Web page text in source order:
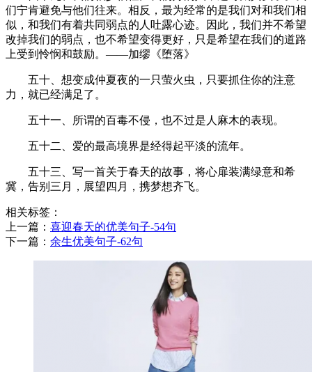
们宁肯避免与他们往来。相反，最为经常的是我们对和我们相
似，和我们有着共同弱点的人吐露心迹。因此，我们并不希望
改掉我们的弱点，也不希望变得更好，只是希望在我们的道路
上受到怜悯和鼓励。——加缪《堕落》
五十、想变成仲夏夜的一只萤火虫，只要抓住你的注意
力，就已经满足了。
五十一、所谓的百毒不侵，也不过是人麻木的表现。
五十二、爱的最高境界是经得起平淡的流年。
五十三、写一首关于春天的故事，将心扉装满绿意和希
冀，告别三月，展望四月，携梦想齐飞。
相关标签：
上一篇： ​喜迎春天的优美句子-54句
下一篇： ​余生优美句子-62句